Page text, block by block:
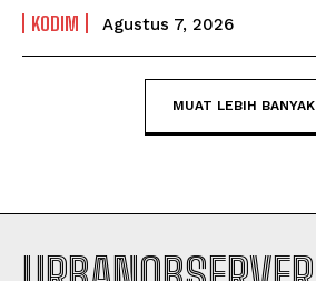
KODIM Agustus 7, 2026
MUAT LEBIH BANYAK